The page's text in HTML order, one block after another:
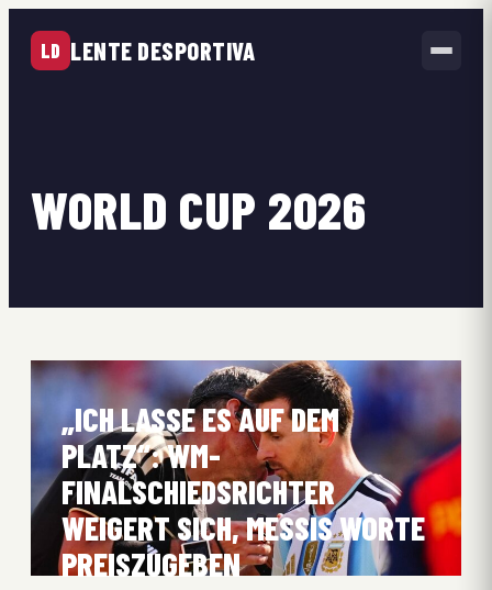
LD LENTE DESPORTIVA
WORLD CUP 2026
„ICH LASSE ES AUF DEM
PLATZ“: WM-
FINALSCHIEDSRICHTER
WEIGERT SICH, MESSIS WORTE
PREISZUGEBEN